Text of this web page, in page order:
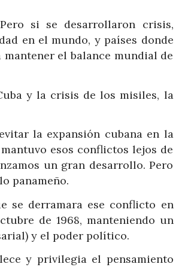
si se desarrollaron crisis,
en el mundo, y países donde
el balance mundial de
y la crisis de los misiles, la
la expansión cubana en la
esos conflictos lejos de
un gran desarrollo. Pero
panameño.
se derramara ese conflicto en
de 1968, manteniendo un
y el poder político.
y privilegia el pensamiento